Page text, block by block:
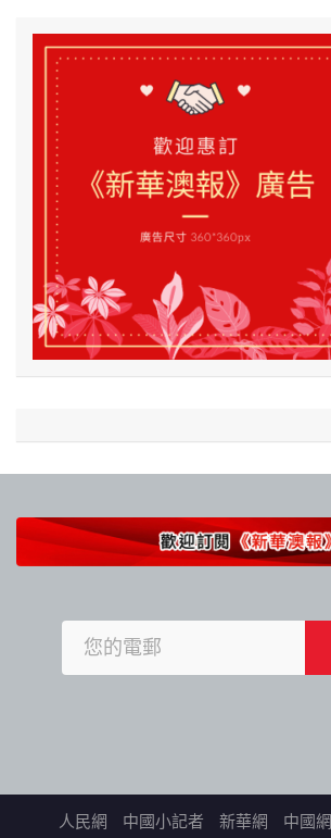
人民網 中國小記者 新華網 中國網